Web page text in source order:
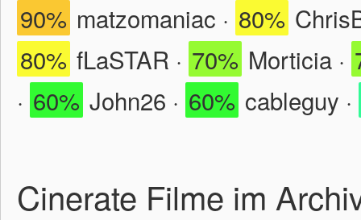
90% matzomaniac · 80%
80% fLaSTAR · 70% Morticia ·
· 60% John26 · 60% cableguy ·
Cinerate Filme im